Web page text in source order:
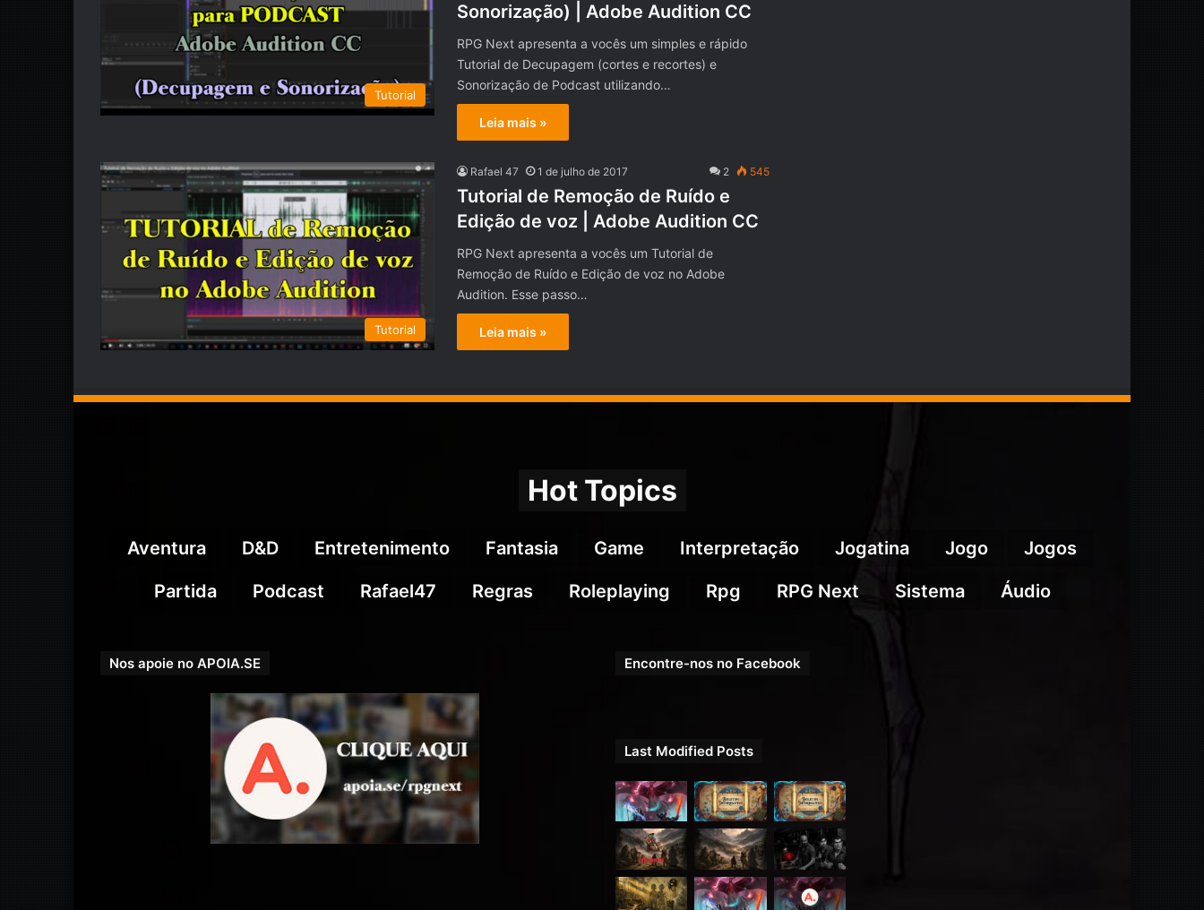
Tutorial
Sonorização) | Adobe Audition CC
RPG Next apresenta a vocês um simples e rápido
Tutorial de Decupagem (cortes e recortes) e
Sonorização de Podcast utilizando…
Leia mais »
Tutorial
Rafael 47 1 de julho de 2017 2 545
Tutorial de Remoção de Ruído e
Edição de voz | Adobe Audition CC
RPG Next apresenta a vocês um Tutorial de
Remoção de Ruído e Edição de voz no Adobe
Audition. Esse passo…
Leia mais »
Hot Topics
Aventura D&D Entretenimento Fantasia Game Interpretação Jogatina Jogo
Jogos
Partida
Podcast Rafael47 Regras Roleplaying Rpg RPG Next Sistema Áudio
Nos apoie no APOIA.SE Encontre-nos no Facebook
Last Modified Posts